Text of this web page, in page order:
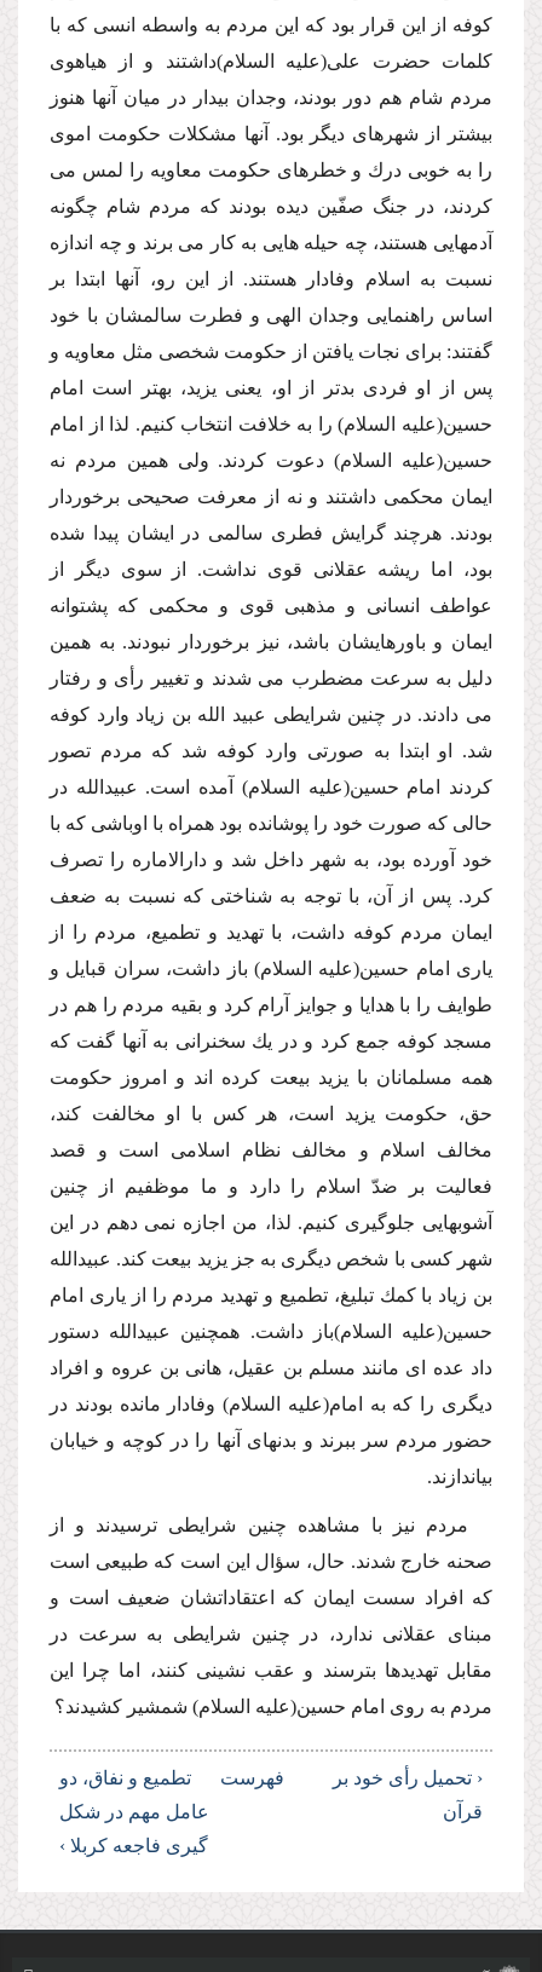
كوفه از این قرار بود كه این مردم به واسطه انسى كه با
كلمات حضرت على(علیه السلام)داشتند و از هیاهوى
مردم شام هم دور بودند، وجدان بیدار در میان آنها هنوز
بیشتر از شهرهاى دیگر بود. آنها مشكلات حكومت اموى
را به خوبى درك و خطرهاى حكومت معاویه را لمس مى
كردند، در جنگ صفّین دیده بودند كه مردم شام چگونه
آدمهایى هستند، چه حیله هایى به كار مى برند و چه اندازه
نسبت به اسلام وفادار هستند. از این رو، آنها ابتدا بر
اساس راهنمایى وجدان الهى و فطرت سالمشان با خود
گفتند: براى نجات یافتن از حكومت شخصى مثل معاویه و
پس از او فردى بدتر از او، یعنى یزید، بهتر است امام
حسین(علیه السلام) را به خلافت انتخاب كنیم. لذا از امام
حسین(علیه السلام) دعوت كردند. ولى همین مردم نه
ایمان محكمى داشتند و نه از معرفت صحیحى برخوردار
بودند. هرچند گرایش فطرى سالمى در ایشان پیدا شده
بود، اما ریشه عقلانى قوى نداشت. از سوى دیگر از
عواطف انسانى و مذهبى قوى و محكمى كه پشتوانه
ایمان و باورهایشان باشد، نیز برخوردار نبودند. به همین
دلیل به سرعت مضطرب مى شدند و تغییر رأى و رفتار
مى دادند. در چنین شرایطى عبید الله بن زیاد وارد كوفه
شد. او ابتدا به صورتى وارد كوفه شد كه مردم تصور
كردند امام حسین(علیه السلام) آمده است. عبیدالله در
حالى كه صورت خود را پوشانده بود همراه با اوباشى كه با
خود آورده بود، به شهر داخل شد و دارالاماره را تصرف
كرد. پس از آن، با توجه به شناختى كه نسبت به ضعف
ایمان مردم كوفه داشت، با تهدید و تطمیع، مردم را از
یارى امام حسین(علیه السلام) باز داشت، سران قبایل و
طوایف را با هدایا و جوایز آرام كرد و بقیه مردم را هم در
مسجد كوفه جمع كرد و در یك سخنرانى به آنها گفت كه
همه مسلمانان با یزید بیعت كرده اند و امروز حكومت
حق، حكومت یزید است، هر كس با او مخالفت كند،
مخالف اسلام و مخالف نظام اسلامى است و قصد
فعالیت بر ضدّ اسلام را دارد و ما موظفیم از چنین
آشوبهایى جلوگیرى كنیم. لذا، من اجازه نمى دهم در این
شهر كسى با شخص دیگرى به جز یزید بیعت كند. عبیدالله
بن زیاد با كمك تبلیغ، تطمیع و تهدید مردم را از یارى امام
حسین(علیه السلام)باز داشت. همچنین عبیدالله دستور
داد عده اى مانند مسلم بن عقیل، هانى بن عروه و افراد
دیگرى را كه به امام(علیه السلام) وفادار مانده بودند در
حضور مردم سر ببرند و بدنهاى آنها را در كوچه و خیابان
بیاندازند.
مردم نیز با مشاهده چنین شرایطى ترسیدند و از
صحنه خارج شدند. حال، سؤال این است كه طبیعى است
كه افراد سست ایمان كه اعتقاداتشان ضعیف است و
مبناى عقلانى ندارد، در چنین شرایطى به سرعت در
مقابل تهدیدها بترسند و عقب نشینى كنند، اما چرا این
مردم به روى امام حسین(علیه السلام) شمشیر كشیدند؟
‹ تحمیل رأى خود بر
قرآن
فهرست
تطمیع و نفاق، دو
عامل مهم در شكل
گیرى فاجعه كربلا ›